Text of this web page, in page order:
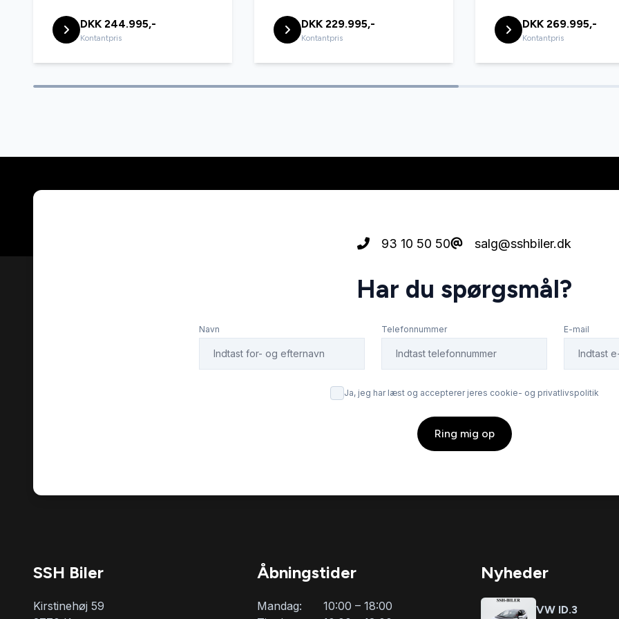
fuldautomatisk klimaanlæg glastag højdejusterbare forsæder
håndfri til mobil integreret ladekabel
sædevarme træthedsregistrering
DKK 244.995,-
Kontantpris
DKK 229.995,-
Kontantpris
DKK 269.995,-
Kontantpris
93 10 50 50 salg@sshbiler.dk
Har du spørgsmål?
Navn Telefonnummer E-mail
Ja, jeg har læst og accepterer jeres cookie- og privatlivspolitik
Ring mig op
SSH Biler
Kirstinehøj 59
Åbningstider
Mandag:
10:00 – 18:00
Nyheder
VW ID.3